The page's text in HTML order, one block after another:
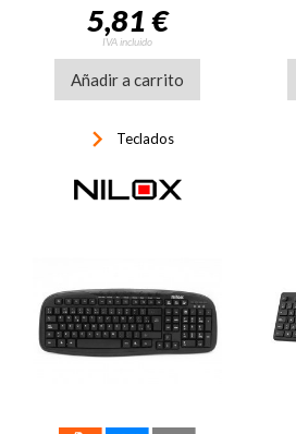
5,81 €
IVA incluido
Añadir a carrito
keyboard_arrow_right Teclados